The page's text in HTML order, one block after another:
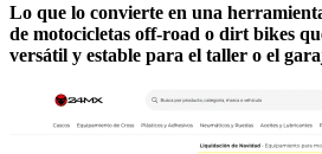
Lo que lo convierte en una
de motocicletas off-road o dirt bikes
versátil y estable para el taller o el